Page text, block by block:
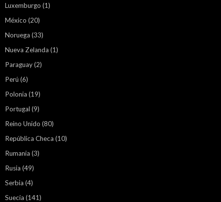
Luxemburgo (1)
México (20)
Noruega (33)
Nueva Zelanda (1)
Paraguay(2)
Perú (6)
Polonia (19)
Portugal (9)
Reino Unido (80)
República Checa (10)
Rumania (3)
Rusia (49)
Serbia (4)
Suecia (141)